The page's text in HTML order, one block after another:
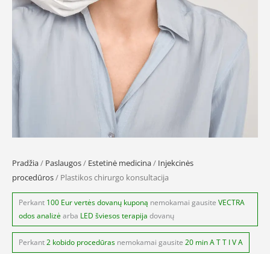
Pradžia/ Paslaugos/ Estetinė medicina/ Injekcinės
procedūros/ Plastikos chirurgo konsultacija
Perkant 100 Eur vertės dovanų kuponą nemokamai gausite VECTRA
odos analizė arba LED šviesos terapija dovanų
Perkant2 kobido procedūras nemokamai gausite 20 min A T T I V A